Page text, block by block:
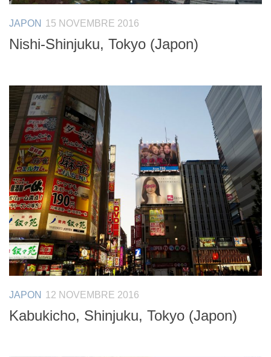
JAPON 15 NOVEMBRE 2016
Nishi-Shinjuku, Tokyo (Japon)
JAPON 12 NOVEMBRE 2016
Kabukicho, Shinjuku, Tokyo (Japon)